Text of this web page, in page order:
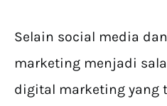
Selain social media
marketing menjadi
digital marketing yang